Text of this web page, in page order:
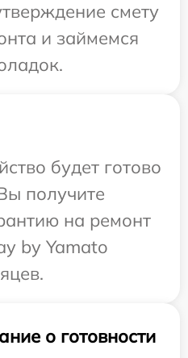
смету
и займемся
будет готово
получите
на ремонт
by Yamato
о готовности